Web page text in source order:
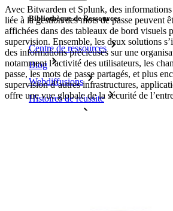
Bibliothèque de Ressources
Centre de ressources
Blog
Webdiffusions
Histoires de réussite
Avec Bitwarden et Splunk, des
liée à la gestion des mots de passe peuvent
affichées dans des tableaux de bord visuels
supervision. Ensemble, les deux solutions
des informations précieuses sur une
notamment l’activité des utilisateurs, les
passe, les mots de passe partagés, et plus
supervision d’autres infrastructures,
offre une vue globale de la sécurité de